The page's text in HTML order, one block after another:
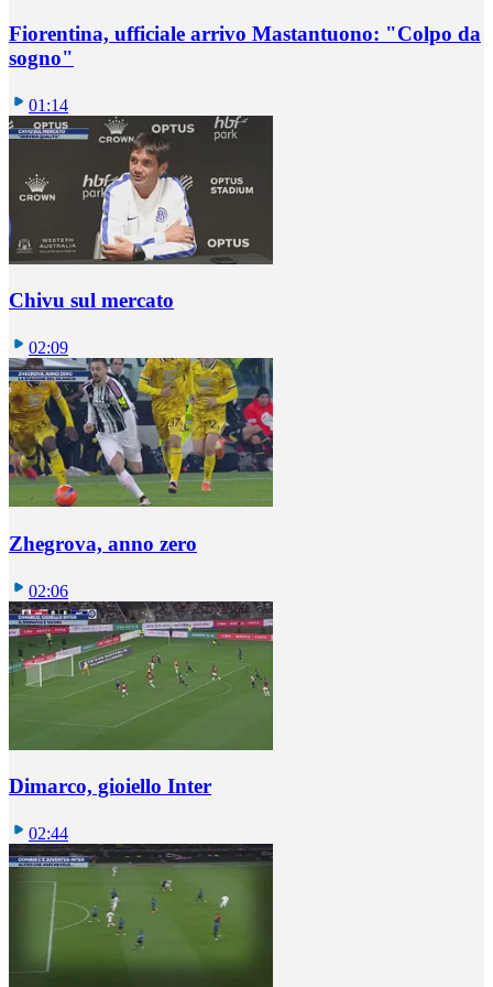
Fiorentina, ufficiale arrivo Mastantuono: "Colpo da
sogno"
01:14
Chivu sul mercato
02:09
Zhegrova, anno zero
02:06
Dimarco, gioiello Inter
02:44